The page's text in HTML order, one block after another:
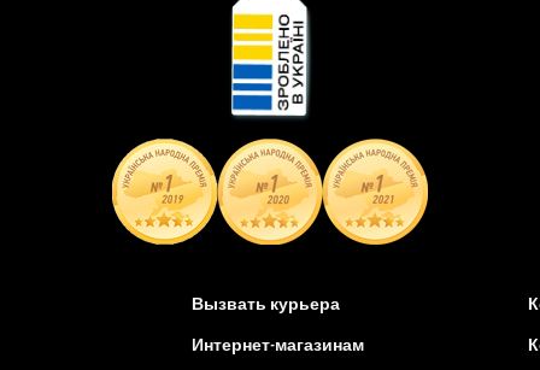
Вызвать курьера
Интернет-магазинам